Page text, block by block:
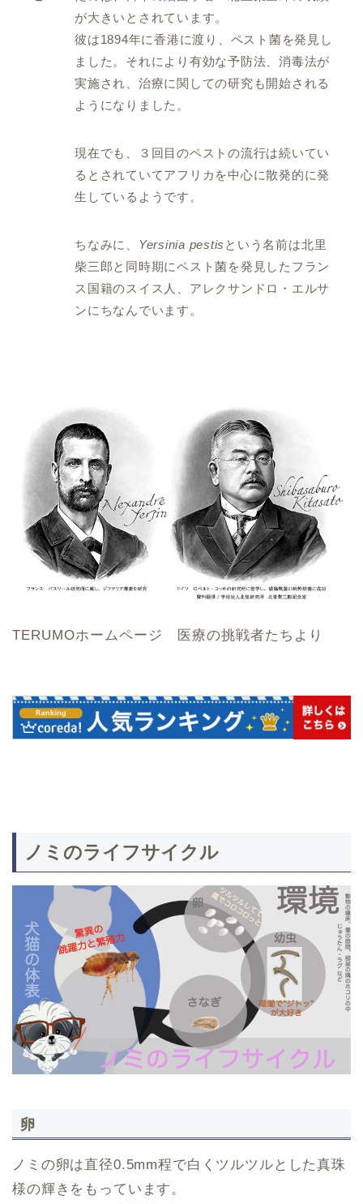
が大きいとされています。
彼は1894年に香港に渡り、ペスト菌を発見し
ました。それにより有効な予防法、消毒法が
実施され、治療に関しての研究も開始される
ようになりました。
現在でも、３回目のペストの流行は続いてい
るとされていてアフリカを中心に散発的に発
生しているようです。
ちなみに、 Yersinia pestis という名前は北里
柴三郎と同時期にペスト菌を発見したフラン
ス国籍のスイス人、アレクサンドロ・エルサ
ンにちなんでいます。
TERUMOホームページ 医療の挑戦者たちより
ノミのライフサイクル
卵
ノミの卵は直径0.5mm程で白くツルツルとした真珠
様の輝きをもっています。